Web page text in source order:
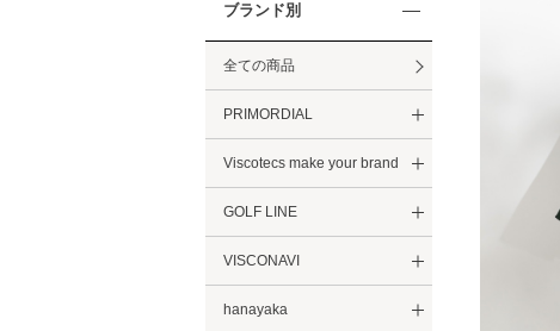
ブランド別
全ての商品
PRIMORDIAL
Viscotecs make your brand
GOLF LINE
VISCONAVI
hanayaka